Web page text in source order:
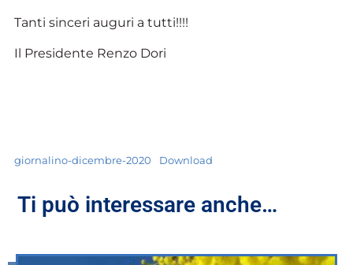
Tanti sinceri auguri a tutti!!!!
Il Presidente Renzo Dori
giornalino-dicembre-2020 Download
Ti può interessare anche…